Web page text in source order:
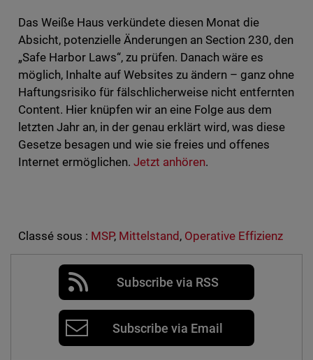
Das Weiße Haus verkündete diesen Monat die
Absicht, potenzielle Änderungen an Section 230, den
„Safe Harbor Laws“, zu prüfen. Danach wäre es
möglich, Inhalte auf Websites zu ändern – ganz ohne
Haftungsrisiko für fälschlicherweise nicht entfernten
Content. Hier knüpfen wir an eine Folge aus dem
letzten Jahr an, in der genau erklärt wird, was diese
Gesetze besagen und wie sie freies und offenes
Internet ermöglichen. Jetzt anhören.
Classé sous : MSP, Mittelstand, Operative Effizienz
Subscribe via RSS
Subscribe via Email